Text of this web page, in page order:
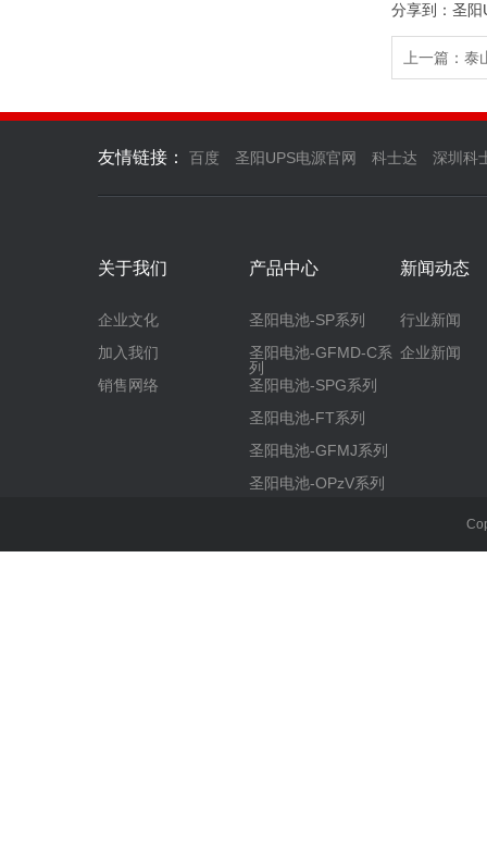
分享到： 圣阳
上一篇：
友情链接： 百度 圣阳UPS电源官网 科士达 深圳科
关于我们
企业文化
加入我们
销售网络
产品中心
圣阳电池-SP系列
圣阳电池-GFMD-C系
列
圣阳电池-SPG系列
圣阳电池-FT系列
圣阳电池-GFMJ系列
圣阳电池-OPzV系列
新闻动态
行业新闻
企业新闻